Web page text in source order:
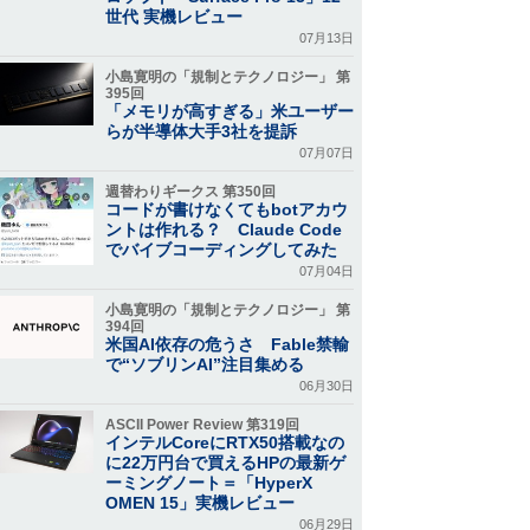
世代 実機レビュー
07月13日
小島寛明の「規制とテクノロジー」 第
395回
「メモリが高すぎる」米ユーザー
らが半導体大手3社を提訴
07月07日
週替わりギークス 第350回
コードが書けなくてもbotアカウ
ントは作れる？ Claude Code
でバイブコーディングしてみた
07月04日
小島寛明の「規制とテクノロジー」 第
394回
米国AI依存の危うさ Fable禁輸
で“ソブリンAI”注目集める
06月30日
ASCII Power Review 第319回
インテルCoreにRTX50搭載なの
に22万円台で買えるHPの最新ゲ
ーミングノート＝「HyperX
OMEN 15」実機レビュー
06月29日